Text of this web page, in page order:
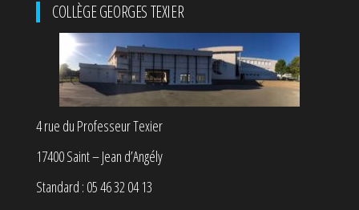
COLLÈGE GEORGES TEXIER
4 rue du Professeur Texier
17400 Saint – Jean d’Angély
Standard : 05 46 32 04 13